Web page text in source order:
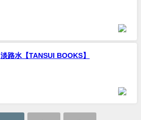
淡路水【TANSUI BOOKS】